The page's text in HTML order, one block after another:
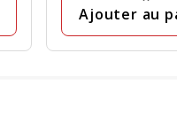
avis
prix
final
2.97€
Ajouter au